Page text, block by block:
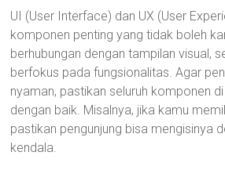
UI (User Interface) dan UX (User
komponen penting yang tidak boleh
berhubungan dengan tampilan visual,
berfokus pada fungsionalitas. Agar
nyaman, pastikan seluruh komponen
dengan baik. Misalnya, jika kamu
pastikan pengunjung bisa mengisinya
kendala.